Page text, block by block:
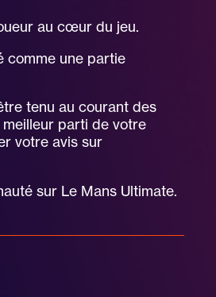
au cœur du jeu.
comme une partie
tenu au courant des
parti de votre
votre avis sur
sur Le Mans Ultimate.